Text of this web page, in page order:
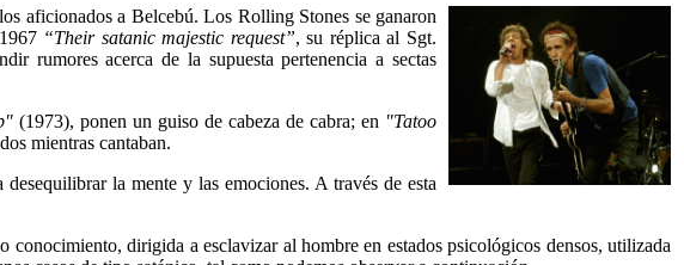
aficionados a Belcebú. Los Rolling Stones se ganaron
“Their satanic majestic request”, su réplica al Sgt.
rumores acerca de la supuesta pertenencia a sectas
(1973), ponen un guiso de cabeza de cabra; en "Tatoo
mientras cantaban.
la mente y las emociones. A través de esta
dirigida a esclavizar al hombre en estados psicológicos densos, utilizada